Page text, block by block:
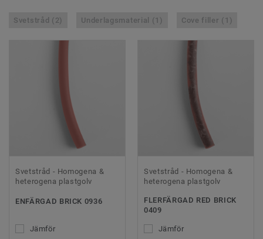
Svetstråd (2) Underlagsmaterial (1) Cove filler (1)
Svetstråd - Homogena &
heterogena plastgolv
ENFÄRGAD BRICK 0936
Jämför
Svetstråd - Homogena &
heterogena plastgolv
FLERFÄRGAD RED BRICK
0409
Jämför